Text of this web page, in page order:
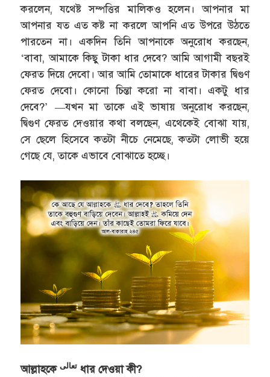
করলেন, যথেষ্ট সম্পত্তির মালিকও হলেন। আপনার মা
আপনার যত এত কষ্ট না করলে আপনি এত উপরে উঠতে
পারতেন না। একদিন তিনি আপনাকে অনুরোধ করছেন,
‘বাবা, আমাকে কিছু টাকা ধার দেবে? আমি আগামী বছরই
ফেরত দিয়ে দেবো। আর আমি তোমাকে ধারের টাকার দ্বিগুণ
ফেরত দেবো। কোনো চিন্তা করো না বাবা। একটু ধার
দেবে?’ —যখন মা তাকে এই ভাষায় অনুরোধ করছেন,
দ্বিগুণ ফেরত দেওয়ার কথা বলছেন, এথেকেই বোঝা যায়,
সে ছেলে হিসেবে কতটা নীচে নেমেছে, কতটা লোভী হয়ে
গেছে যে, তাকে এভাবে বোঝাতে হচ্ছে।
আল্লাহকেتعالى ধার দেওয়া কী?